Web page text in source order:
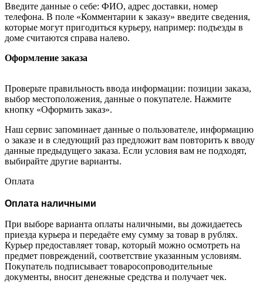
Введите данные о себе: ФИО, адрес доставки, номер
телефона. В поле «Комментарии к заказу» введите сведения,
которые могут пригодиться курьеру, например: подъезды в
доме считаются справа налево.
Оформление заказа
Проверьте правильность ввода информации: позиции заказа,
выбор местоположения, данные о покупателе. Нажмите
кнопку «Оформить заказ».
Наш сервис запоминает данные о пользователе, информацию
о заказе и в следующий раз предложит вам повторить к вводу
данные предыдущего заказа. Если условия вам не подходят,
выбирайте другие варианты.
Оплата
Оплата наличными
При выборе варианта оплаты наличными, вы дожидаетесь
приезда курьера и передаёте ему сумму за товар в рублях.
Курьер предоставляет товар, который можно осмотреть на
предмет повреждений, соответствие указанным условиям.
Покупатель подписывает товаросопроводительные
документы, вносит денежные средства и получает чек.